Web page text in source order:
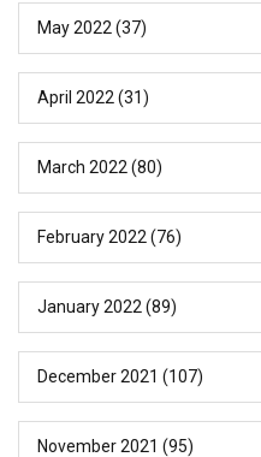
May 2022 (37)
April 2022 (31)
March 2022 (80)
February 2022 (76)
January 2022 (89)
December 2021 (107)
November 2021 (95)